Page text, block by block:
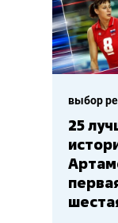
выбор
25